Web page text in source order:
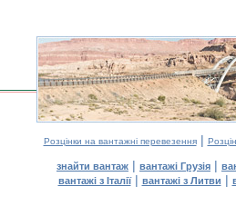
Розцінки на вантажні перевезення|
знайти вантаж | вантажі Грузія |
вантажі з Італії| вантажі з Литви |